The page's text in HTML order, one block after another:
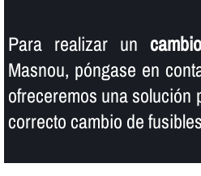
Para realizar un
Masnou, póngase en
ofreceremos una solución
correcto cambio de